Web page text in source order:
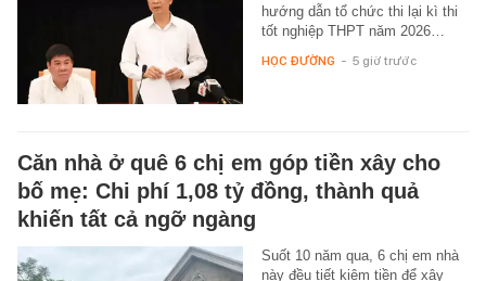
hướng dẫn tổ chức thi lại kì thi
tốt nghiệp THPT năm 2026…
HỌC ĐƯỜNG - 5 giờ trước
Căn nhà ở quê 6 chị em góp tiền xây cho
bố mẹ: Chi phí 1,08 tỷ đồng, thành quả
khiến tất cả ngỡ ngàng
Suốt 10 năm qua, 6 chị em nhà
này đều tiết kiệm tiền để xây